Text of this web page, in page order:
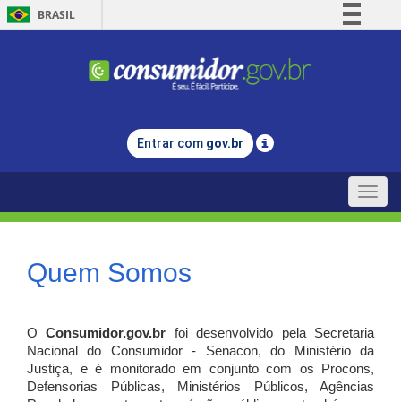
BRASIL
Comunica BR
Legislação
Entrar com gov.br
Toggle
Quem Somos
OConsumidor.gov.br
foi desenvolvido pela Secretaria
Nacional do Consumidor - Senacon, do Ministério da
Justiça, e é monitorado em conjunto com os Procons,
Defensorias Públicas, Ministérios Públicos, Agências